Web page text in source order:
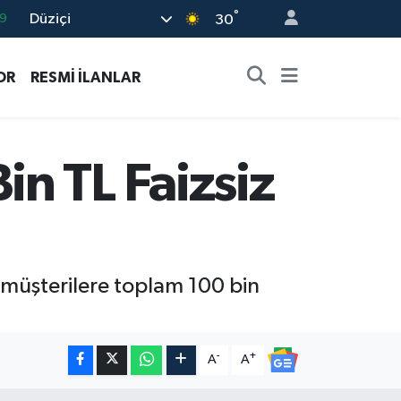
Düziçi 30°
RESMİ İLANLAR
TL Faizsiz
toplam 100 bin
A- A+